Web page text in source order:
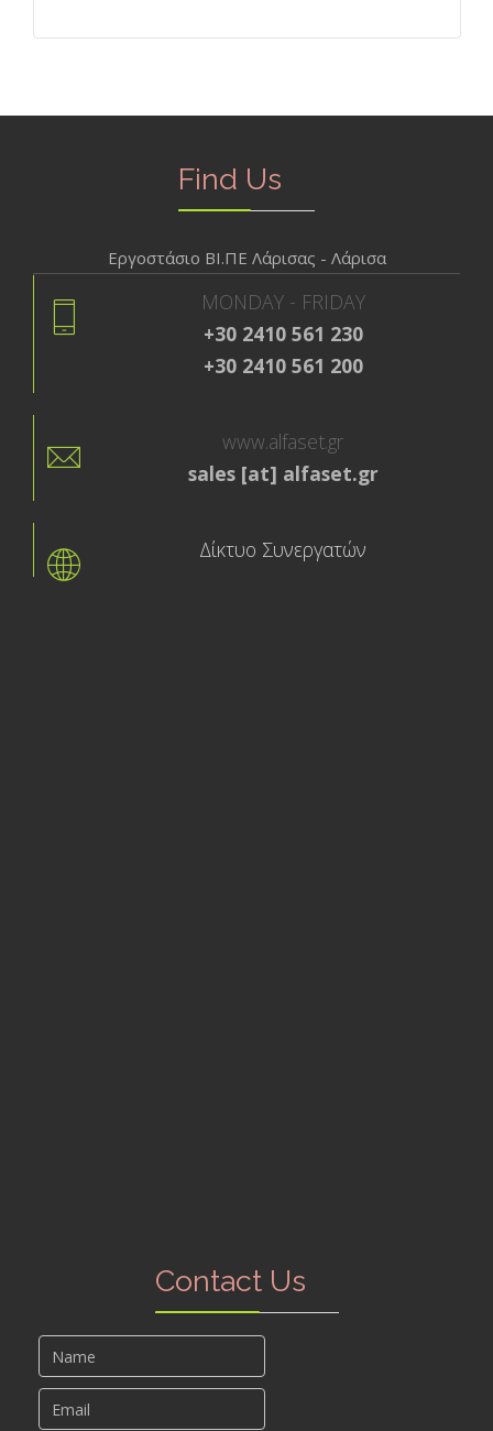
Find Us
Εργοστάσιο ΒΙ.ΠΕ Λάρισας - Λάρισα
MONDAY - FRIDAY
+30 2410 561 230
+30 2410 561 200
www.alfaset.gr
sales [at] alfaset.gr
Δίκτυο Συνεργατών
Contact Us